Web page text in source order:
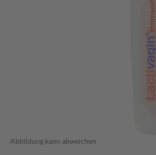
Abbildung kann abweichen